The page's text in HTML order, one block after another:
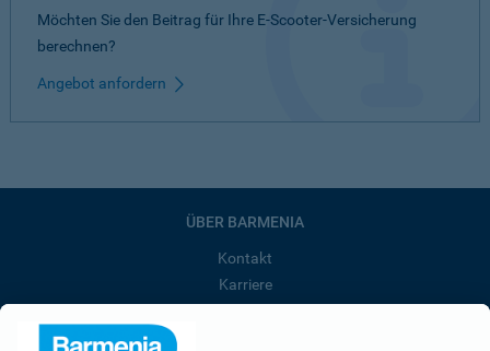
Möchten Sie den Beitrag für Ihre E-Scooter-Versicherung
berechnen?
Angebot anfordern
ÜBER BARMENIA
Kontakt
Karriere